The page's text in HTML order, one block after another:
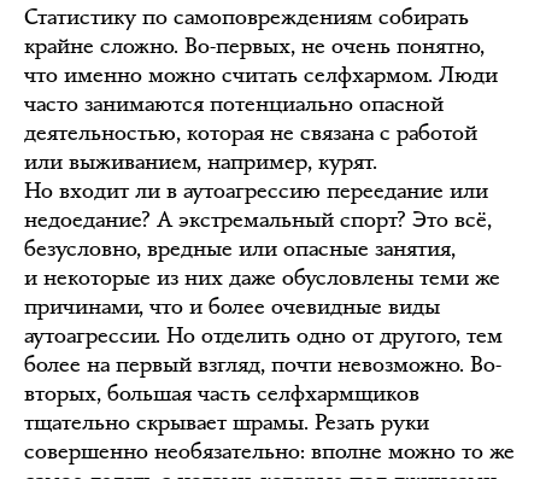
Статистику по самоповреждениям собирать
крайне сложно. Во-первых, не очень понятно,
что именно можно считать селфхармом. Люди
часто занимаются потенциально опасной
деятельностью, которая не связана с работой
или выживанием, например, курят.
Но входит ли в аутоагрессию переедание или
недоедание? А экстремальный спорт? Это всё,
безусловно, вредные или опасные занятия,
и некоторые из них даже обусловлены теми же
причинами, что и более очевидные виды
аутоагрессии. Но отделить одно от другого, тем
более на первый взгляд, почти невозможно. Во-
вторых, большая часть селфхармщиков
тщательно скрывает шрамы. Резать руки
совершенно необязательно: вполне можно то же